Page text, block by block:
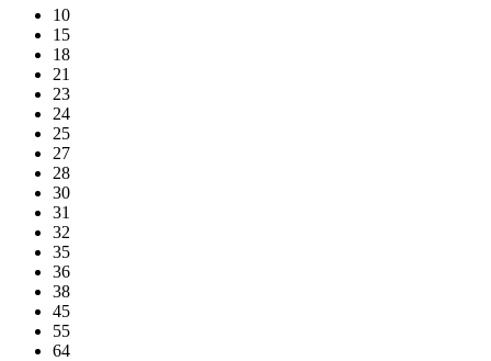
10
15
18
21
23
24
25
27
28
30
31
32
35
36
38
45
55
64